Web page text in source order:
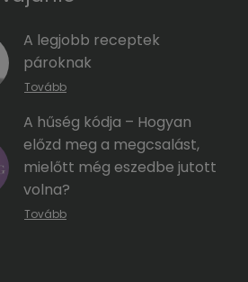
A legjobb receptek
pároknak
Tovább
A hűség kódja – Hogyan
előzd meg a megcsalást,
mielőtt még eszedbe jutott
volna?
Tovább